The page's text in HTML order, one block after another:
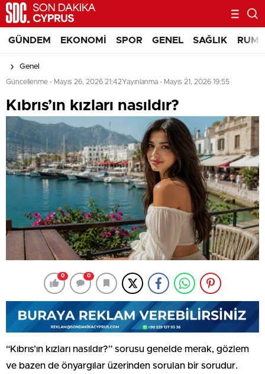
GÜNDEM EKONOMI SPOR GENEL SAĞLIK RUM
Genel
Güncellenme - Mayıs 26, 2026 21:42Yayınlanma - Mayıs 21, 2026 19:55
⁠Kıbrıs’ın kızları nasıldır?
0 0
“Kıbrıs’ın kızları nasıldır?” sorusu genelde merak, gözlem
ve bazen de önyargılar üzerinden sorulan bir sorudur.